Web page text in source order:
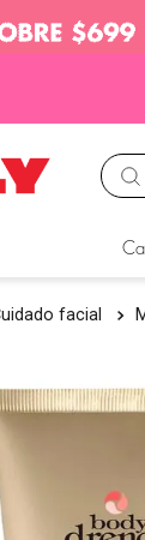
Cuidado facial
2. igora
4. ion
manic
7.